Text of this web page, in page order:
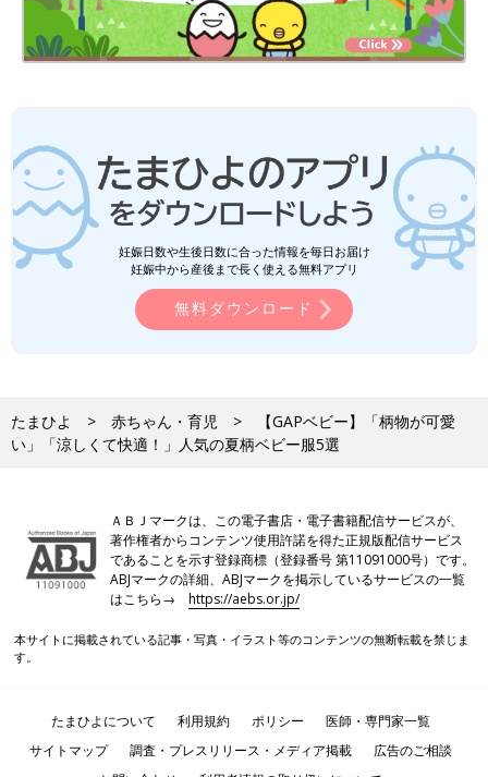
妊娠日数や生後日数に合った情報を毎日お届け
妊娠中から産後まで長く使える無料アプリ
無料ダウンロード
たまひよ 赤ちゃん・育児
【GAPベビー】「柄物が可愛
い」「涼しくて快適！」人気の夏柄ベビー服5選
ＡＢＪマークは、この電子書店・電子書籍配信サービスが、
著作権者からコンテンツ使用許諾を得た正規版配信サービス
であることを示す登録商標（登録番号 第11091000号）です。
ABJマークの詳細、ABJマークを掲示しているサービスの一覧
はこちら→https://aebs.or.jp/
本サイトに掲載されている記事・写真・イラスト等のコンテンツの無断転載を禁じま
す。
たまひよについて 利用規約 ポリシー
医師・専門家一覧
サイトマップ
調査・プレスリリース・メディア掲載
広告のご相談